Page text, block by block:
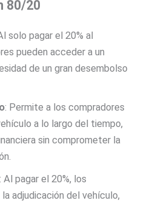
80/20
solo pagar el 20% al
pueden acceder a un
de un gran desembolso
: Permite a los compradores
a lo largo del tiempo,
sin comprometer la
: Al pagar el 20%, los
adjudicación del vehículo,